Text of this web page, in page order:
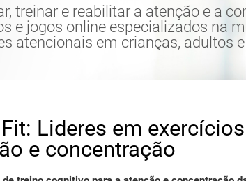
treinar e reabilitar a atenção e a
e jogos online especializados na
atencionais em crianças, adultos
Lideres em
e concentração